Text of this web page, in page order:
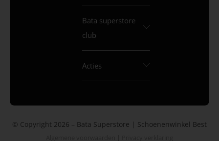
Bata superstore
club
Acties
© Copyright 2026 – Bata Superstore | Schoenenwinkel Best